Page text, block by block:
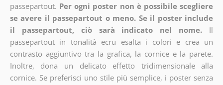
passepartout. Per ogni poster non è possibile scegliere
se avere il passepartout o meno. Se il poster include
il passepartout, ciò sarà indicato nel nome.
Il
passepartout in tonalità ecru esalta i colori e crea un
contrasto aggiuntivo tra la grafica, la cornice e la parete.
Inoltre, dona un delicato effetto tridimensionale alla
cornice. Se preferisci uno stile più semplice, i poster senza